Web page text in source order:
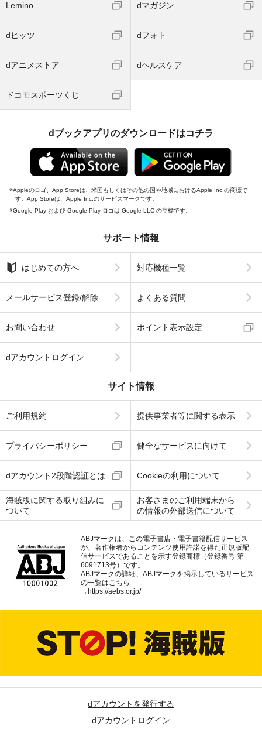
Lemino dマガジン
dヒッツ dフォト
dアニメストア dヘルスケア
ドコモスポーツくじ
dブックアプリのダウンロードはコチラ
Appleのロゴ、App Storeは、米国もしくはその他の国や地域におけるApple Inc.の商標で
す。App Storeは、Apple Inc.のサービスマークです。
Google Play および Google Play ロゴは Google LLC の商標です。
サポート情報
はじめての方へ 対応機種一覧
メールサービス登録/解除 よくある質問
お問い合わせ ポイント表示設定
dアカウントログイン
サイト情報
ご利用規約 提供事業者等に関する表示
プライバシーポリシー 健全なサービスに向けて
dアカウント2段階認証とは Cookieの利用について
海賊版に関する取り組みに
ついて
お客さまのご利用端末から
の情報の外部送信について
ABJマークは、この電子書店・電子書籍配信サービス
が、著作権者からコンテンツ使用許諾を得た正規版配
信サービスであることを示す登録商標（登録番号 第
6091713号）です。
ABJマークの詳細、ABJマークを掲示しているサービス
の一覧はこちら
→ https://aebs.or.jp/
dアカウントを発行する
dアカウントログイン